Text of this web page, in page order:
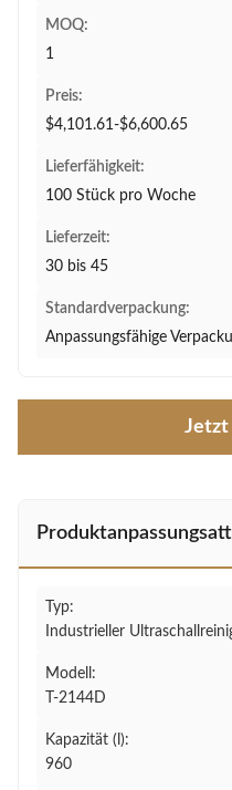
MOQ:
1
Preis:
$4,101.61-$6,600.65
Lieferfähigkeit:
100 Stück pro Woche
Lieferzeit:
30 bis 45
Standardverpackung:
Anpassungsfähige
Jetzt
Typ:
Industrieller
Modell:
T-2144D
Kapazität (l):
960